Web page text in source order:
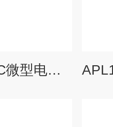
APL8-02AIRTAC微型电磁阀,亚德客